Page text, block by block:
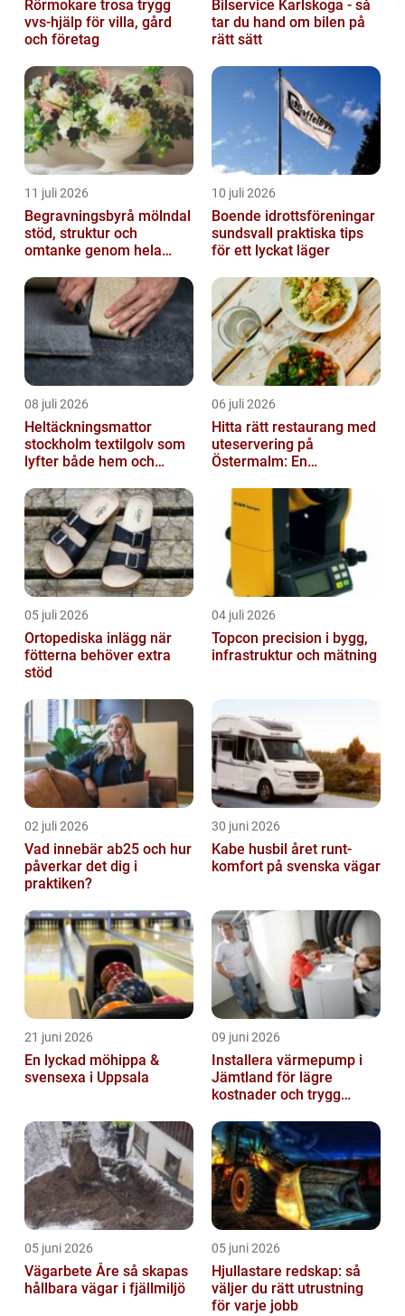
Rörmokare trosa trygg
vvs-hjälp för villa, gård
och företag
Bilservice Karlskoga - så
tar du hand om bilen på
rätt sätt
11 juli 2026
Begravningsbyrå mölndal
stöd, struktur och
omtanke genom hela
10 juli 2026
Boende idrottsföreningar
sundsvall praktiska tips
för ett lyckat läger
08 juli 2026
Heltäckningsmattor
stockholm textilgolv som
lyfter både hem och
06 juli 2026
Hitta rätt restaurang med
uteservering på
Östermalm: En
i solen
05 juli 2026
Ortopediska inlägg när
fötterna behöver extra
stöd
04 juli 2026
Topcon precision i bygg,
infrastruktur och mätning
02 juli 2026
Vad innebär ab25 och hur
påverkar det dig i
praktiken?
30 juni 2026
Kabe husbil året runt-
komfort på svenska vägar
21 juni 2026
En lyckad möhippa &
svensexa i Uppsala
09 juni 2026
Installera värmepump i
Jämtland för lägre
kostnader och trygg
05 juni 2026
Vägarbete Åre så skapas
hållbara vägar i fjällmiljö
05 juni 2026
Hjullastare redskap: så
väljer du rätt utrustning
för varje jobb